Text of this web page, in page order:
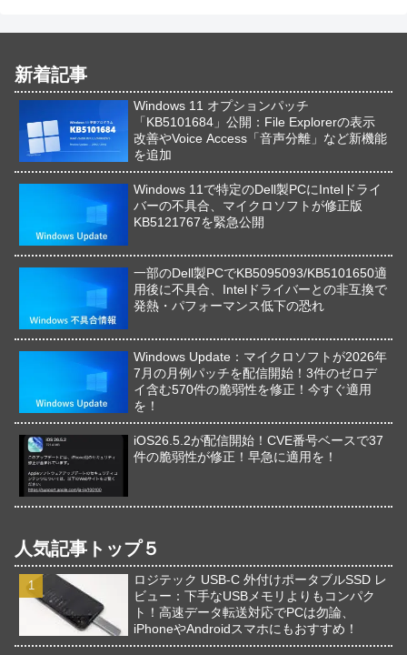
新着記事
Windows 11 オプションパッチ
「KB5101684」公開：File Explorerの表示
改善やVoice Access「音声分離」など新機能
を追加
Windows 11で特定のDell製PCにIntelドライ
バーの不具合、マイクロソフトが修正版
KB5121767を緊急公開
一部のDell製PCでKB5095093/KB5101650適
用後に不具合、Intelドライバーとの非互換で
発熱・パフォーマンス低下の恐れ
Windows Update：マイクロソフトが2026年
7月の月例パッチを配信開始！3件のゼロデ
イ含む570件の脆弱性を修正！今すぐ適用
を！
iOS26.5.2が配信開始！CVE番号ベースで37
件の脆弱性が修正！早急に適用を！
人気記事トップ５
ロジテック USB-C 外付けポータブルSSD レ
ビュー：下手なUSBメモリよりもコンパク
ト！高速データ転送対応でPCは勿論、
iPhoneやAndroidスマホにもおすすめ！